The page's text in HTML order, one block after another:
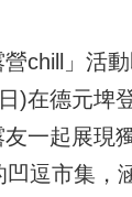
營chill」活
)在德元埤
一起展現
凹逗市集，